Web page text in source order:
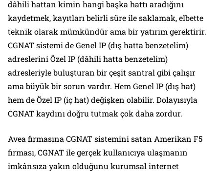
dâhili hattan kimin hangi başka hattı aradığını
kaydetmek, kayıtları belirli süre ile saklamak, elbette
teknik olarak mümkündür ama bir yatırım gerektirir.
CGNAT sistemi de Genel IP (dış hatta benzetelim)
adreslerini Özel IP (dâhili hatta benzetelim)
adresleriyle buluşturan bir çeşit santral gibi çalışır
ama büyük bir sorun vardır. Hem Genel IP (dış hat)
hem de Özel IP (iç hat) değişken olabilir. Dolayısıyla
CGNAT kaydını doğru tutmak çok daha zordur.
Avea firmasına CGNAT sistemini satan Amerikan F5
firması, CGNAT ile gerçek kullanıcıya ulaşmanın
imkânsıza yakın olduğunu kurumsal internet